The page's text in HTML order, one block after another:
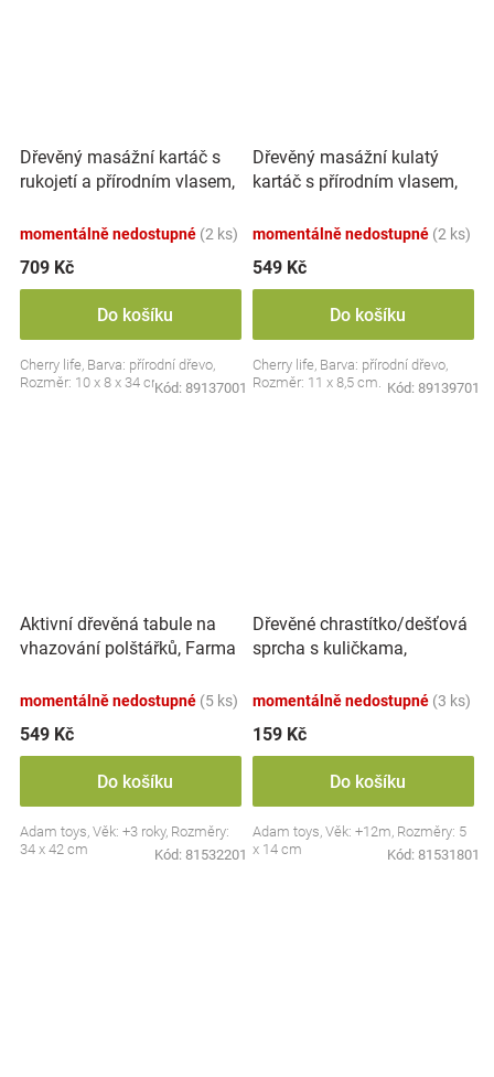
Dřevěný masážní kartáč s
rukojetí a přírodním vlasem,
momentálně nedostupné (2 ks)
709 Kč
Do košíku
Cherry life, Barva: přírodní dřevo,
Rozměr: 10 x 8 x 34 cm.Kód: 89137001
Dřevěný masážní kulatý
kartáč s přírodním vlasem,
momentálně nedostupné (2 ks)
549 Kč
Do košíku
Cherry life, Barva: přírodní dřevo,
Rozměr: 11 x 8,5 cm.
Kód: 89139701
Aktivní dřevěná tabule na
vhazování polštářků, Farma
momentálně nedostupné (5 ks)
549 Kč
Do košíku
Adam toys, Věk: +3 roky, Rozměry:
34 x 42 cm
Kód: 81532201
Dřevěné chrastítko/dešťová
sprcha s kuličkama,
momentálně nedostupné (3 ks)
159 Kč
Do košíku
Adam toys, Věk: +12m, Rozměry: 5
x 14 cm
Kód: 81531801